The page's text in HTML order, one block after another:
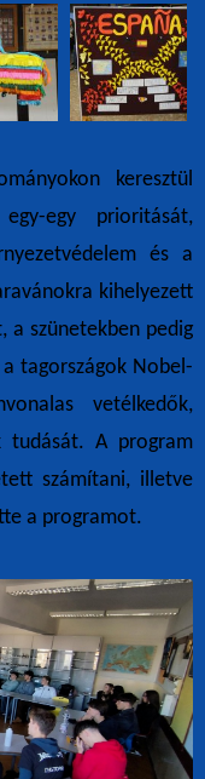
keresztül
egy prioritását,
és a
kihelyezett
szünetekben pedig
tagországok Nobel-
vetélkedők,
A program
számítani, illetve
a programot.